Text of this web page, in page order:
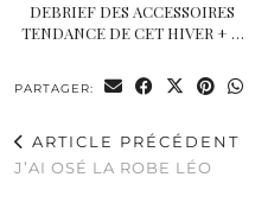
DEBRIEF DES ACCESSOIRES
TENDANCE DE CET HIVER + …
PARTAGER:
ARTICLE PRÉCÉDENT
J’AI OSÉ LA ROBE LÉO